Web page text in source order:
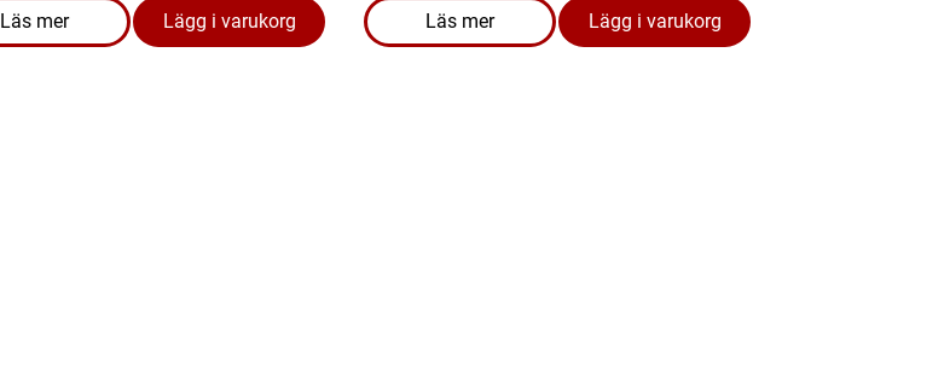
Läs mer
om produkten Kattmat - Adult Skin & Coat Cat
Lägg i varukorg Läs mer
om produkten Hundmat - Hypoallergenic Skin & Coat
Lägg i varukorg